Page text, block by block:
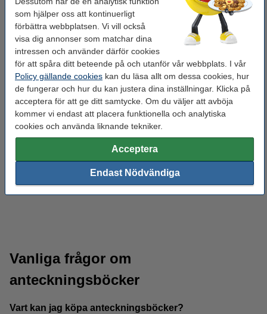
som hjälper oss att kontinuerligt
förbättra webbplatsen. Vi vill också
visa dig annonser som matchar dina
intressen och använder därför cookies
för att spåra ditt beteende på och utanför vår webbplats. I vår
Policy gällande cookies kan du läsa allt om dessa cookies, hur
de fungerar och hur du kan justera dina inställningar. Klicka på
acceptera för att ge ditt samtycke. Om du väljer att avböja
kommer vi endast att placera funktionella och analytiska
cookies och använda liknande tekniker.
Acceptera
Endast Nödvändiga
Vanliga frågor om
anteckningsböcker
Vart kan jag köpa anteckningsböcker?